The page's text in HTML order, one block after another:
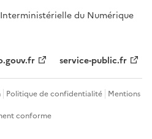
du Numérique
service-public.fr
Politique de confidentialité Mentions
conforme